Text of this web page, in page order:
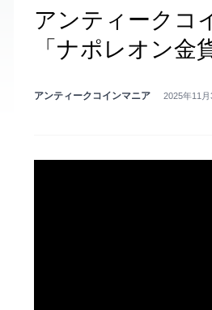
アンティークコ
「ナポレオン金
アンティークコインマニア 2025年11